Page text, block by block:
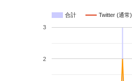
合計 Twitter (通常)
2
3